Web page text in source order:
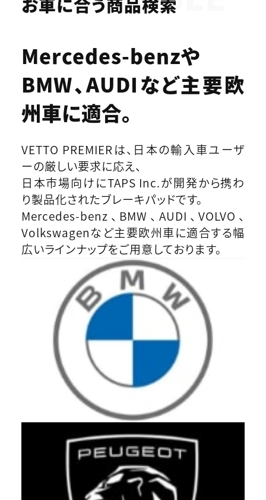
Mercedes-benzや
BMW、AUDIなど主要欧
州車に適合。
VETTO PREMIERは、日本の輸入車ユーザ
ーの厳しい要求に応え、
日本市場向けにTAPS Inc.が開発から携わ
り製品化されたブレーキパッドです。
Mercedes-benz、BMW、AUDI、VOLVO、
Volkswagenなど主要欧州車に適合する幅
広いラインナップをご用意しております。